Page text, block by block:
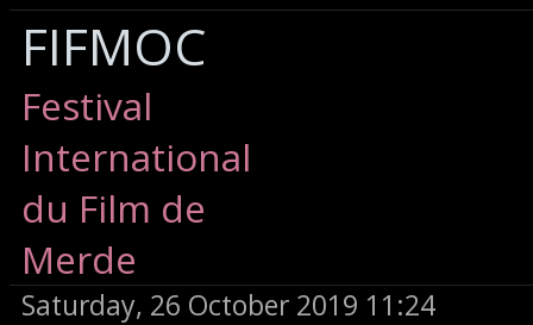
FIFMOC
Festival
International
du Film de
Merde
Saturday, 26 October 2019 11:24